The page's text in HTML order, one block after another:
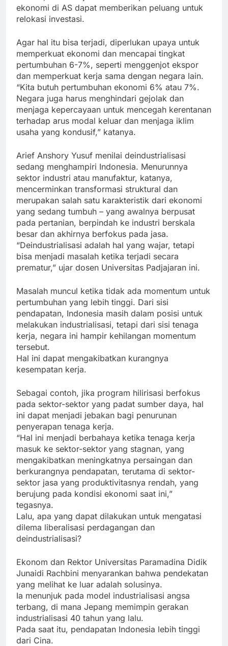
ekonomi di AS dapat memberikan peluang untuk
relokasi investasi.
Agar hal itu bisa terjadi, diperlukan upaya untuk
memperkuat ekonomi dan mencapai tingkat
pertumbuhan 6-7%, seperti menggenjot ekspor
dan memperkuat kerja sama dengan negara lain.
“Kita butuh pertumbuhan ekonomi 6% atau 7%.
Negara juga harus menghindari gejolak dan
menjaga kepercayaan untuk mencegah kerentanan
terhadap arus modal keluar dan menjaga iklim
usaha yang kondusif,” katanya.
Arief Anshory Yusuf menilai deindustrialisasi
sedang menghampiri Indonesia. Menurunnya
sektor industri atau manufaktur, katanya,
mencerminkan transformasi struktural dan
merupakan salah satu karakteristik dari ekonomi
yang sedang tumbuh – yang awalnya berpusat
pada pertanian, berpindah ke industri berskala
besar dan akhirnya berfokus pada jasa.
“Deindustrialisasi adalah hal yang wajar, tetapi
bisa menjadi masalah ketika terjadi secara
prematur,” ujar dosen Universitas Padjajaran ini.
Masalah muncul ketika tidak ada momentum untuk
pertumbuhan yang lebih tinggi. Dari sisi
pendapatan, Indonesia masih dalam posisi untuk
melakukan industrialisasi, tetapi dari sisi tenaga
kerja, negara ini hampir kehilangan momentum
tersebut.
Hal ini dapat mengakibatkan kurangnya
kesempatan kerja.
Sebagai contoh, jika program hilirisasi berfokus
pada sektor-sektor yang padat sumber daya, hal
ini dapat menjadi jebakan bagi penurunan
penyerapan tenaga kerja.
“Hal ini menjadi berbahaya ketika tenaga kerja
masuk ke sektor-sektor yang stagnan, yang
mengakibatkan meningkatnya persaingan dan
berkurangnya pendapatan, terutama di sektor-
sektor jasa yang produktivitasnya rendah, yang
berujung pada kondisi ekonomi saat ini,”
tegasnya.
Lalu, apa yang dapat dilakukan untuk mengatasi
dilema liberalisasi perdagangan dan
deindustrialisasi?
Ekonom dan Rektor Universitas Paramadina Didik
Junaidi Rachbini menyarankan bahwa pendekatan
yang melihat ke luar adalah solusinya.
Ia menunjuk pada model industrialisasi angsa
terbang, di mana Jepang memimpin gerakan
industrialisasi 40 tahun yang lalu.
Pada saat itu, pendapatan Indonesia lebih tinggi
dari Cina.